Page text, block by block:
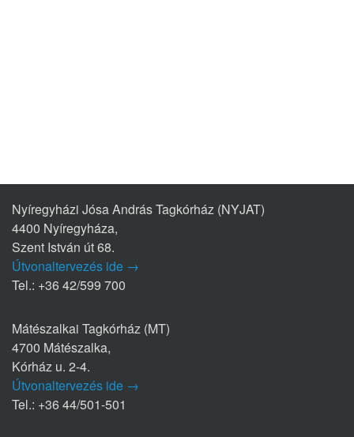
Nyíregyházi Jósa András Tagkórház (NYJAT)
4400 Nyíregyháza,
Szent István út 68.
Útvonaltervezés ide →
Tel.: +36 42/599 700
Mátészalkai Tagkórház (MT)
4700 Mátészalka,
Kórház u. 2-4.
Útvonaltervezés ide →
Tel.: +36 44/501-501